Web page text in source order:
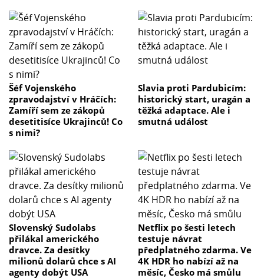
Šéf Vojenského
zpravodajství v Hráčích:
Zamíří sem ze zákopů
desetitisíce Ukrajinců! Co
s nimi?
Slavia proti Pardubicím:
historický start, uragán a
těžká adaptace. Ale i
smutná událost
Slovenský Sudolabs
přilákal amerického
dravce. Za desítky
milionů dolarů chce s AI
agenty dobýt USA
Netflix po šesti letech
testuje návrat
předplatného zdarma. Ve
4K HDR ho nabízí až na
měsíc, Česko má smůlu